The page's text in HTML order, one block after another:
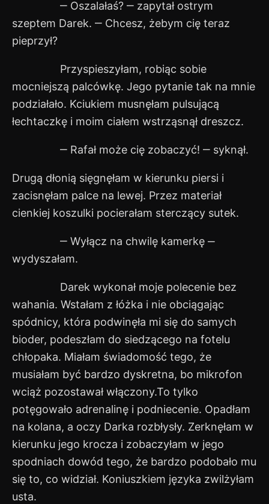
‒ Oszalałaś? ‒ zapytał ostrym
szeptem Darek. ‒ Chcesz, żebym cię teraz
pieprzył?
Przyspieszyłam, robiąc sobie
mocniejszą palcówkę. Jego pytanie tak na mnie
podziałało. Kciukiem musnęłam pulsującą
łechtaczkę i moim ciałem wstrząsnął dreszcz.
‒ Rafał może cię zobaczyć! ‒ syknął.
Drugą dłonią sięgnęłam w kierunku piersi i
zacisnęłam palce na lewej. Przez materiał
cienkiej koszulki pocierałam sterczący sutek.
‒ Wyłącz na chwilę kamerkę ‒
wydyszałam.
Darek wykonał moje polecenie bez
wahania. Wstałam z łóżka i nie obciągając
spódnicy, która podwinęła mi się do samych
bioder, podeszłam do siedzącego na fotelu
chłopaka. Miałam świadomość tego, że
musiałam być bardzo dyskretna, bo mikrofon
wciąż pozostawał włączony.To tylko
potęgowało adrenalinę i podniecenie. Opadłam
na kolana, a oczy Darka rozbłysły. Zerknęłam w
kierunku jego krocza i zobaczyłam w jego
spodniach dowód tego, że bardzo podobało mu
się to, co widział. Koniuszkiem języka zwilżyłam
usta.